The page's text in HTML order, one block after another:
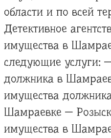
области и по всей
Детективное
имущества в
следующие услуги:
должника в
имущества
Шамраевке —
имущества в